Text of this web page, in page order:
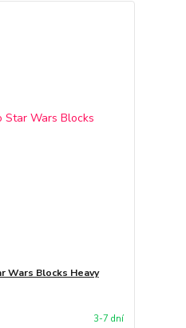
Wars Blocks Heavy
3-7 dní